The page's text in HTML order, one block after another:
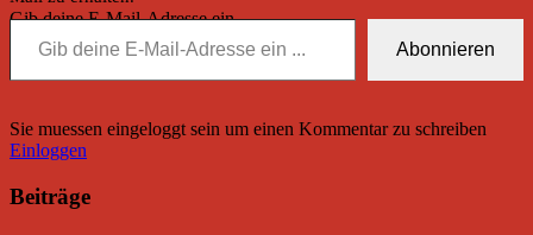
Gib deine E-Mail-Adresse ein ...
Abonnieren
Sie muessen eingeloggt sein um einen Kommentar zu schreiben
Einloggen
Beiträge